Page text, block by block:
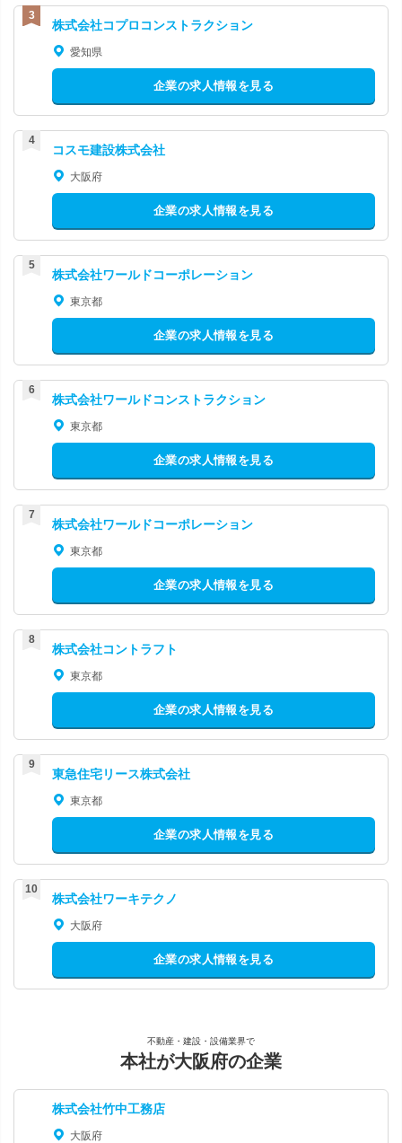
株式会社コプロコンストラクション
愛知県
企業の求人情報を見る
コスモ建設株式会社
大阪府
企業の求人情報を見る
株式会社ワールドコーポレーション
東京都
企業の求人情報を見る
株式会社ワールドコンストラクション
東京都
企業の求人情報を見る
株式会社ワールドコーポレーション
東京都
企業の求人情報を見る
株式会社コントラフト
東京都
企業の求人情報を見る
東急住宅リース株式会社
東京都
企業の求人情報を見る
株式会社ワーキテクノ
大阪府
企業の求人情報を見る
不動産・建設・設備業界で
本社が大阪府の企業
株式会社竹中工務店
大阪府